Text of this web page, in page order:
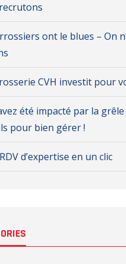
ont le blues – On
CVH investit pour
été impacté par la grêle
pour bien gérer !
d’expertise en un clic